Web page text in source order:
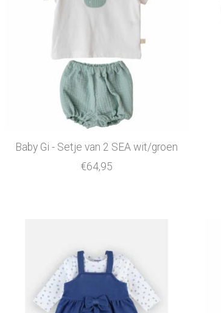
Baby Gi - Setje van 2 SEA wit/groen
€64,95